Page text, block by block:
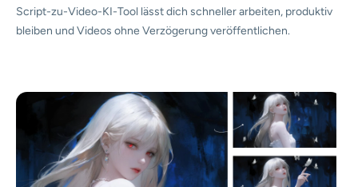
Script-zu-Video-KI-Tool lässt dich schneller arbeiten, produktiv
bleiben und Videos ohne Verzögerung veröffentlichen.